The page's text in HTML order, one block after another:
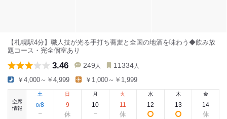
【札幌駅4分】職人技が光る手打ち蕎麦と全国の地酒を味わう◆飲み放
題コース・完全個室あり
3.46 249 人 11334 人
￥4,000～￥4,999 ￥1,000～￥1,999
空席
情報
土
8/8
日
9
月
10
火
11
水
12
木
13
金
14